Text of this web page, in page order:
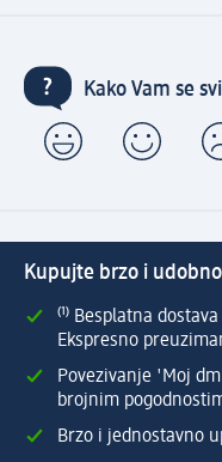
Kako Vam se
Kupujte brzo i
⁽¹⁾ Besplatna
Ekspresno
Povezivanje 'Moj
brojnim
Brzo i jednostavno